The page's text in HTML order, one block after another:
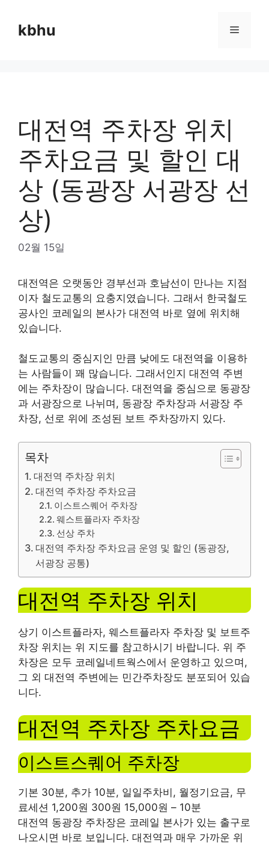
contentkbhu Menu
대전역 주차장 위치
주차요금 및 할인 대
상 (동광장 서광장 선
상)
02월 15일
대전역은 오랫동안 경부선과 호남선이 만나는 지점
이자 철도교통의 요충지였습니다. 그래서 한국철도
공사인 코레일의 본사가 대전역 바로 옆에 위치해
있습니다.
철도교통의 중심지인 만큼 낮에도 대전역을 이용하
는 사람들이 꽤 많습니다. 그래서인지 대전역 주변
에는 주차장이 많습니다. 대전역을 중심으로 동광장
과 서광장으로 나뉘며, 동광장 주차장과 서광장 주
차장, 선로 위에 조성된 보트 주차장까지 있다.
목차
대전역 주차장 위치
대전역 주차장 주차요금
이스트스퀘어 주차장
웨스트플라자 주차장
선상 주차
대전역 주차장 주차요금 운영 및 할인 (동광장,
서광장 공통)
대전역 주차장 위치
상기 이스트플라자, 웨스트플라자 주차장 및 보트주
차장 위치는 위 지도를 참고하시기 바랍니다. 위 주
차장은 모두 코레일네트웍스에서 운영하고 있으며,
그 외 대전역 주변에는 민간주차장도 분포되어 있습
니다.
대전역 주차장 주차요금
이스트스퀘어 주차장
기본 30분, 추가 10분, 일일주차비, 월정기요금, 무
료세션 1,200원 300원 15,000원 ​​– 10분
대전역 동광장 주차장은 코레일 본사가 있는 출구로
나오시면 바로 보입니다. 대전역과 매우 가까운 위